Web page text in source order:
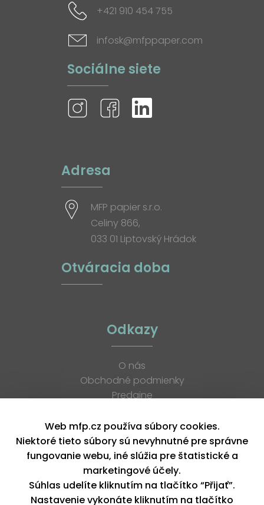
+421 910 454 755
infosk@mfppaper.com
Sociálne siete
Adresa
MFP papier s.r.o.
Celiny 866,
033 01 Liptovský Hrádok
Otváracia doba
Odkazy
O nás
Obchodné podmienky
Predajne
K stiahnutiu
Blog
Kontakt
Kariéra
XML feed
Web mfp.cz používa súbory cookies.
Niektoré tieto súbory sú nevyhnutné pre správne
fungovanie webu, iné slúžia pre štatistické a
marketingové účely.
Súhlas udelíte kliknutím na tlačítko “Přijať”.
Nastavenie vykonáte kliknutím na tlačítko